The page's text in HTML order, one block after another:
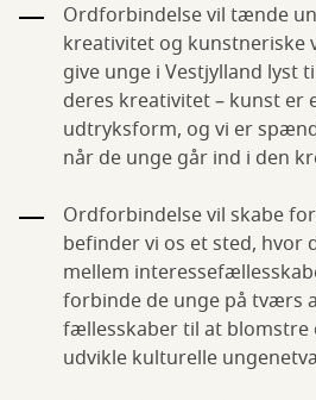
Ordforbindelse vil tænde
kreativitet og kunstneriske
give unge i Vestjylland lyst
deres kreativitet – kunst er
udtryksform, og vi er
når de unge går ind i den
Ordforbindelse vil skabe
befinder vi os et sted, hvor
mellem
forbinde de unge på tværs
fællesskaber til at blomstre
udvikle kulturelle